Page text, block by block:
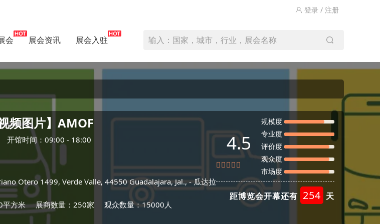
登录 / 注册
会 展会资讯 展会入驻 输入：国家，城市，行业，展会名称
频图片】 AMOF
开馆时间：09:00 - 18:00
Otero 1499, Verde Valle, 44550 Guadalajara, Jal., -瓜达拉
平方米 展商数量：250家 观众数量：15000人
4.5
规模度
专业度
评价度
观众度
市场度
距博览会开幕还有 254 天